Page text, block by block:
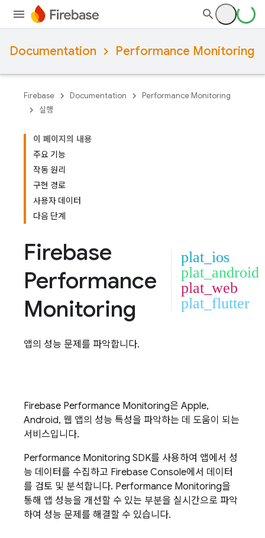
Documentation Performance Monitoring
Firebase Documentation
Performance Monitoring
실행
이 페이지의 내용
주요 기능
작동 원리
구현 경로
사용자 데이터
다음 단계
Firebase
Performance
Monitoring
plat_ios
plat_android
plat_web
plat_flutter
앱의 성능 문제를 파악합니다.
Firebase Performance Monitoring은 Apple,
Android, 웹 앱의 성능 특성을 파악하는 데 도움이 되는
서비스입니다.
Performance Monitoring SDK를 사용하여 앱에서 성
능 데이터를 수집하고 Firebase Console에서 데이터
를 검토 및 분석합니다. Performance Monitoring을
통해 앱 성능을 개선할 수 있는 부분을 실시간으로 파악
하여 성능 문제를 해결할 수 있습니다.